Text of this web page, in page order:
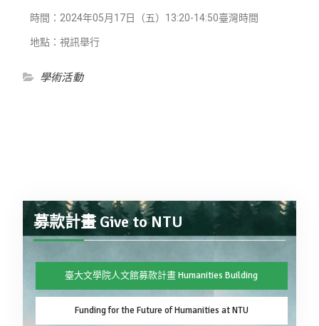
時間：2024年05月17日（五）13:20-14:50臺灣時間
地點：視訊舉行
學術活動
募款計畫 Give to NTU
臺大文學院人文館募款計畫 Humanities Building
Funding for the Future of Humanities at NTU